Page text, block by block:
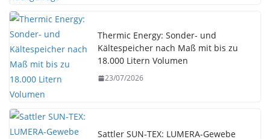
Thermic Energy: Sonder- und
Kältespeicher nach Maß mit bis zu
18.000 Litern Volumen
23/07/2026
Sattler SUN-TEX: LUMERA-Gewebe